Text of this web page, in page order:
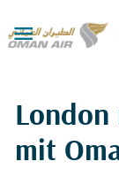

London
mit